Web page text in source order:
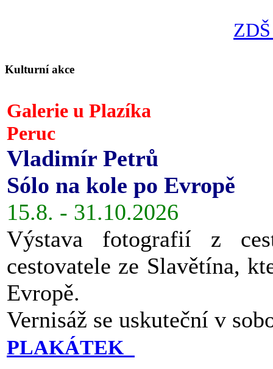
Kulturní akce
Galerie u Plazíka
Peruc
Vladimír Petrů
Sólo na kole po Evropě
15.8. - 31.10.2026
Výstava fotografií z
cestovatele ze Slavětína,
Evropě.
Vernisáž se uskuteční v
PLAKÁTEK